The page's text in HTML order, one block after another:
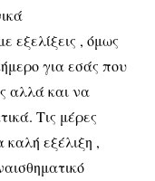
εξελίξεις , όμως
για εσάς που
αλλά και να
Τις μέρες
καλή εξέλιξη ,